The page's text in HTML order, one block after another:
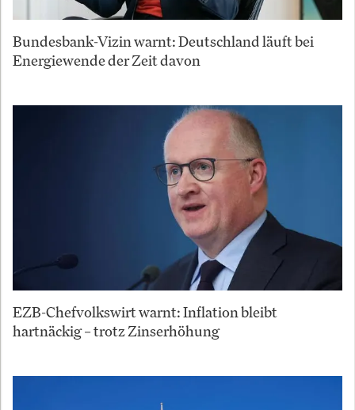
Bundesbank-Vizin warnt: Deutschland läuft bei
Energiewende der Zeit davon
EZB-Chefvolkswirt warnt: Inflation bleibt
hartnäckig – trotz Zinserhöhung